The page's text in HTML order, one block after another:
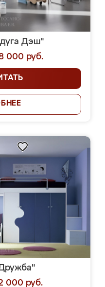
Дэш"
000 руб.
000 руб.